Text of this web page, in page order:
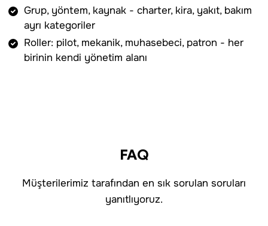
Grup, yöntem, kaynak - charter, kira, yakıt, bakım
ayrı kategoriler
Roller: pilot, mekanik, muhasebeci, patron - her
birinin kendi yönetim alanı
FAQ
Müşterilerimiz tarafından en sık sorulan soruları
yanıtlıyoruz.